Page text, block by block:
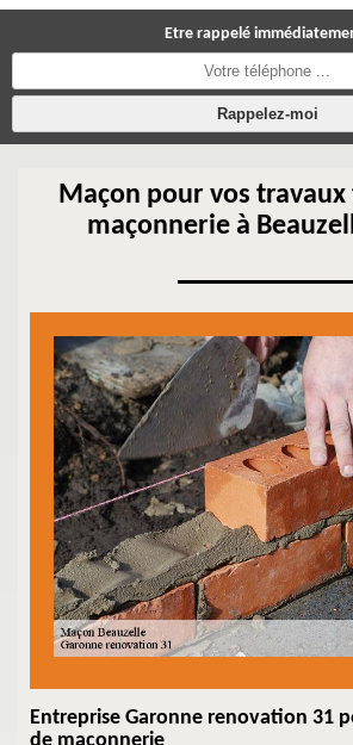
Etre rappelé
Maçon pour vos travaux
maçonnerie à
Entreprise Garonne renovation 31
de maçonnerie